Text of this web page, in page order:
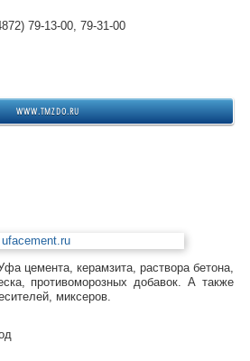
79-13-00, 79-31-00
WWW.TMZDO.RU
цемента, керамзита, раствора бетона,
противоморозных добавок. А также
миксеров.